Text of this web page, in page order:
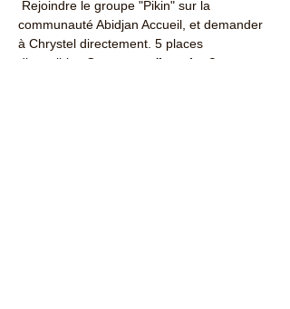
Rejoindre le groupe "Pikin" sur la
communauté Abidjan Accueil, et demander
à Chrystel directement. 5 places
disponibles.
Comment s'inscrire ?